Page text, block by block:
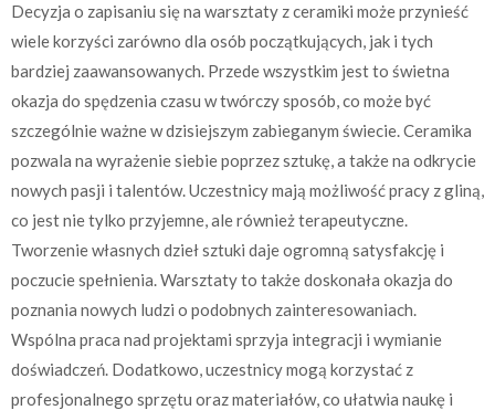
Decyzja o zapisaniu się na warsztaty z ceramiki może przynieść
wiele korzyści zarówno dla osób początkujących, jak i tych
bardziej zaawansowanych. Przede wszystkim jest to świetna
okazja do spędzenia czasu w twórczy sposób, co może być
szczególnie ważne w dzisiejszym zabieganym świecie. Ceramika
pozwala na wyrażenie siebie poprzez sztukę, a także na odkrycie
nowych pasji i talentów. Uczestnicy mają możliwość pracy z gliną,
co jest nie tylko przyjemne, ale również terapeutyczne.
Tworzenie własnych dzieł sztuki daje ogromną satysfakcję i
poczucie spełnienia. Warsztaty to także doskonała okazja do
poznania nowych ludzi o podobnych zainteresowaniach.
Wspólna praca nad projektami sprzyja integracji i wymianie
doświadczeń. Dodatkowo, uczestnicy mogą korzystać z
profesjonalnego sprzętu oraz materiałów, co ułatwia naukę i